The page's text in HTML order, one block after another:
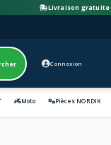
Livraison gratuite
Connexion
Moto Pièces NORDIK